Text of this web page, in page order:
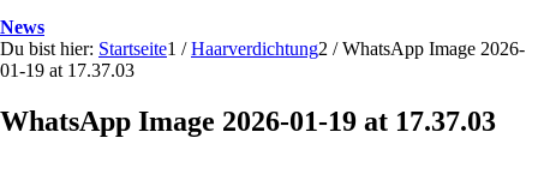
News
Du bist hier: Startseite1 / Haarverdichtung2 / WhatsApp Image 2026-
01-19 at 17.37.03
WhatsApp Image 2026-01-19 at 17.37.03